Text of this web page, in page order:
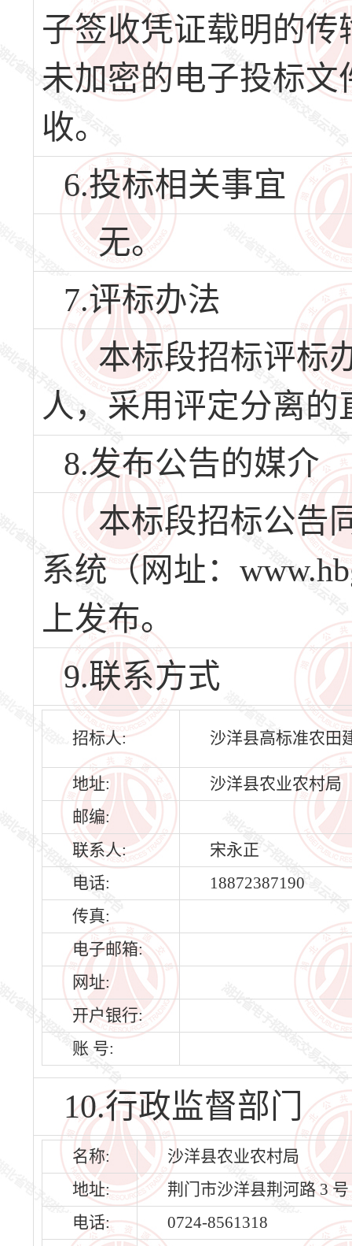
子签收凭证载明的
未加密的电子投标文
收。
6.投标相关事宜
无。
7.评标办法
本标段招标评标
人，采用评定分离
8.发布公告的媒介
本标段招标公告
系统（网址：
上发布。
9.联系方式
招标人: 沙洋县高标准农田
地址:
沙洋县农业农村局
邮编:
联系人:
宋永正
电话:
18872387190
传真:
电子邮箱:
网址:
开户银行:
账 号:
10.行政监督部门
名称:
沙洋县农业农村局
地址:
荆门市沙洋县荆河路 3 号
电话:
0724-8561318